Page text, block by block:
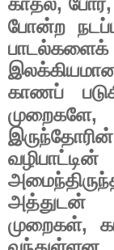
போன்ற
காணப்
முறைகளே
அத்துடன்
முறைகள்,